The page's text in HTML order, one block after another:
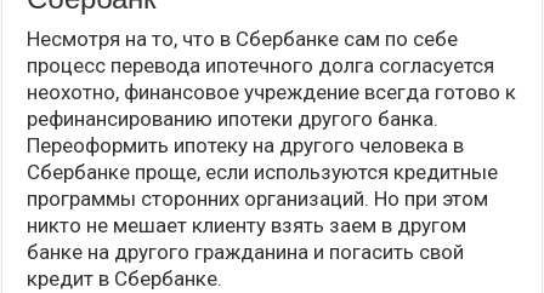
Несмотря на то, что в Сбербанке сам по себе
процесс перевода ипотечного долга согласуется
неохотно, финансовое учреждение всегда готово к
рефинансированию ипотеки другого банка.
Переоформить ипотеку на другого человека в
Сбербанке проще, если используются кредитные
программы сторонних организаций. Но при этом
никто не мешает клиенту взять заем в другом
банке на другого гражданина и погасить свой
кредит в Сбербанке.